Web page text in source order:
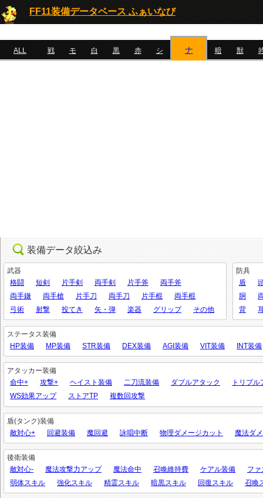
FF11装備データベース ふぁいなび
ALL 戦 モ 白 黒 赤 シ ナ 暗 獣
装備データ絞込み
武器
格闘
短剣 片手剣 両手剣 片手斧
両手斧
両手鎌
両手槍 片手刀 両手刀 片手棍
両手棍
弓術
射撃 投てき 矢・弾 楽器 グリップ その他
防具
盾
胴
背
ステータス装備
HP装備
MP装備 STR装備 DEX装備 AGI装備 VIT装備 INT装備
アタッカー装備
命中+
攻撃+ ヘイスト装備 二刀流装備 ダブルアタック
トリプル
WS効果アップ
ストアTP 複数回攻撃
盾(タンク)装備
敵対心+
回避装備 魔回避 詠唱中断 物理ダメージカット 魔法ダ
後衛装備
敵対心-
魔法攻撃力アップ 魔法命中 召喚維持費 ケアル装備
フ
弱体スキル
強化スキル 精霊スキル 暗黒スキル 回復スキル 召喚